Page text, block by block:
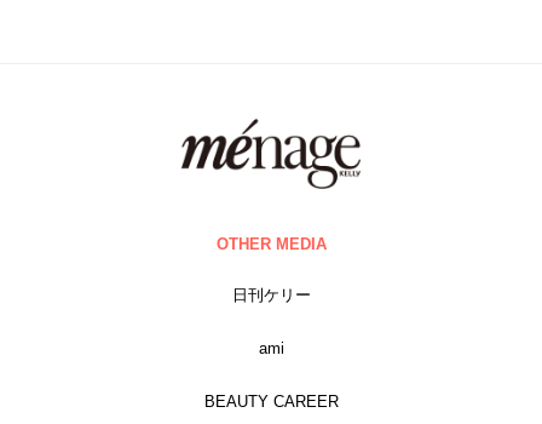
OTHER MEDIA
日刊ケリー
ami
BEAUTY CAREER